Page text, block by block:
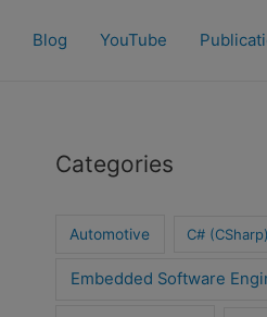
Blog YouTube
Categories
Automotive C# (CSharp)
Embedded Software